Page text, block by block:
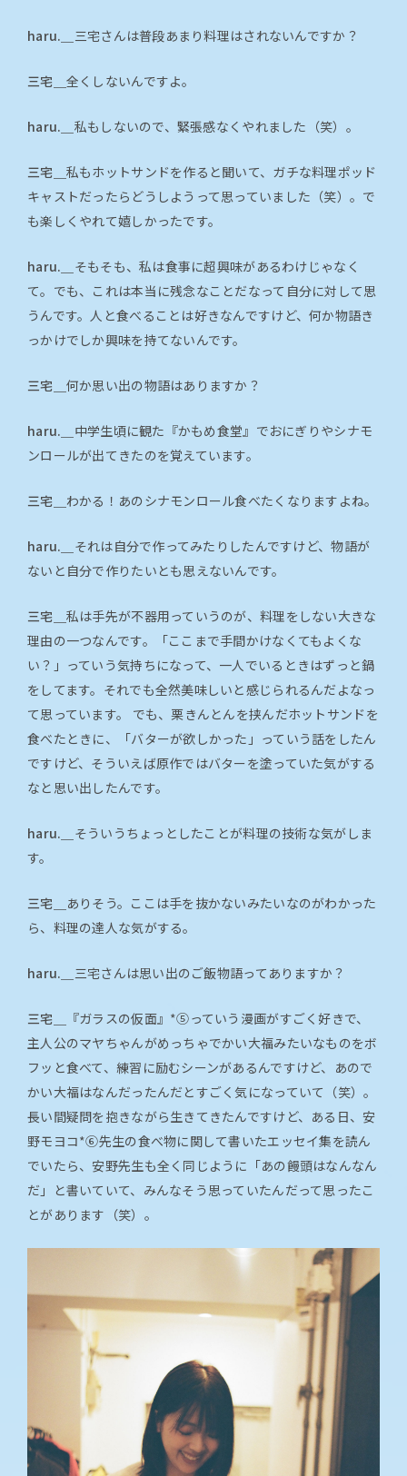
haru.＿ 三宅さんは普段あまり料理はされないんですか？
三宅＿ 全くしないんですよ。
haru.＿ 私もしないので、緊張感なくやれました（笑）。
三宅＿ 私もホットサンドを作ると聞いて、ガチな料理ポッド
キャストだったらどうしようって思っていました（笑）。で
も楽しくやれて嬉しかったです。
haru.＿ そもそも、私は食事に超興味があるわけじゃなく
て。でも、これは本当に残念なことだなって自分に対して思
うんです。人と食べることは好きなんですけど、何か物語き
っかけでしか興味を持てないんです。
三宅＿ 何か思い出の物語はありますか？
haru.＿ 中学生頃に観た『かもめ食堂』でおにぎりやシナモ
ンロールが出てきたのを覚えています。
三宅＿ わかる！あのシナモンロール食べたくなりますよね。
haru.＿ それは自分で作ってみたりしたんですけど、物語が
ないと自分で作りたいとも思えないんです。
三宅＿ 私は手先が不器用っていうのが、料理をしない大きな
理由の一つなんです。「ここまで手間かけなくてもよくな
い？」っていう気持ちになって、一人でいるときはずっと鍋
をしてます。それでも全然美味しいと感じられるんだよなっ
て思っています。 でも、栗きんとんを挟んだホットサンドを
食べたときに、「バターが欲しかった」っていう話をしたん
ですけど、そういえば原作ではバターを塗っていた気がする
なと思い出したんです。
haru.＿ そういうちょっとしたことが料理の技術な気がしま
す。
三宅＿
ありそう。ここは手を抜かないみたいなのがわかった
ら、料理の達人な気がする。
haru.＿ 三宅さんは思い出のご飯物語ってありますか？
三宅＿
『ガラスの仮面』*⑤っていう漫画がすごく好きで、
主人公のマヤちゃんがめっちゃでかい大福みたいなものをボ
フッと食べて、練習に励むシーンがあるんですけど、あので
かい大福はなんだったんだとすごく気になっていて（笑）。
長い間疑問を抱きながら生きてきたんですけど、ある日、安
野モヨコ*⑥先生の食べ物に関して書いたエッセイ集を読ん
でいたら、安野先生も全く同じように「あの饅頭はなんなん
だ」と書いていて、みんなそう思っていたんだって思ったこ
とがあります（笑）。